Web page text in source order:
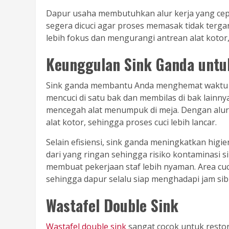
Dapur usaha membutuhkan alur kerja yang
segera dicuci agar proses memasak tidak
lebih fokus dan mengurangi antrean alat
Keunggulan Sink Ganda
Sink ganda membantu Anda menghemat
mencuci di satu bak dan membilas di bak
mencegah alat menumpuk di meja. Dengan
alat kotor, sehingga proses cuci lebih lancar.
Selain efisiensi, sink ganda meningkatkan
dari yang ringan sehingga risiko kontaminasi
membuat pekerjaan staf lebih nyaman. Area
sehingga dapur selalu siap menghadapi jam
Wastafel Double Sink
Wastafel double sinksangat cocok untuk